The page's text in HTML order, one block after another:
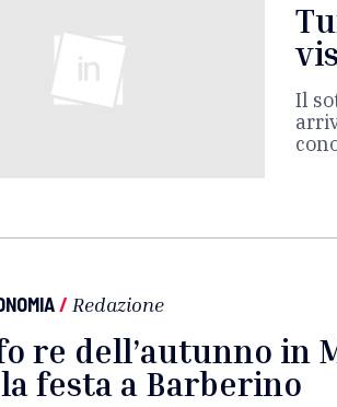
Il
/ Redazione
re dell’autunno in
festa a Barberino